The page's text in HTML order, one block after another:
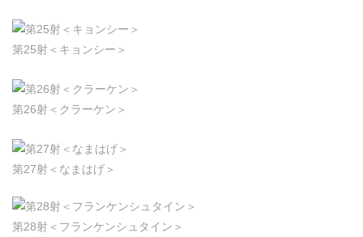
第25射＜キョンシー＞
第26射＜クラーケン＞
第27射＜なまはげ＞
第28射＜フランケンシュタイン＞